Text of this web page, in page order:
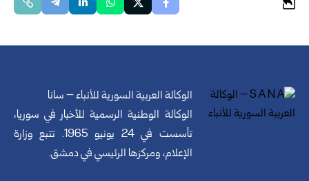
الوكالة العربية السورية للأنباء – سانا
الوكالة الوطنية الرسمية للأخبار في سوريا،
تأسست في 24 يونيو 1965. تتبع وزارة
الإعلام، ومركزها الرئيسي في دمشق.